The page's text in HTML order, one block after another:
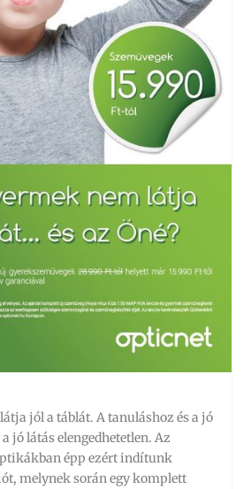
jól a táblát. A tanuláshoz és a jó
jó látás elengedhetetlen. Az
épp ezért indítunk
melynek során egy komplett